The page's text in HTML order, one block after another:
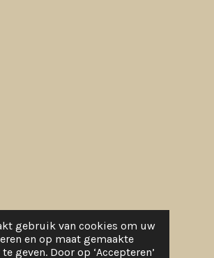
gebruik van cookies om uw
en op maat gemaakte
geven. Door op ‘Accepteren’